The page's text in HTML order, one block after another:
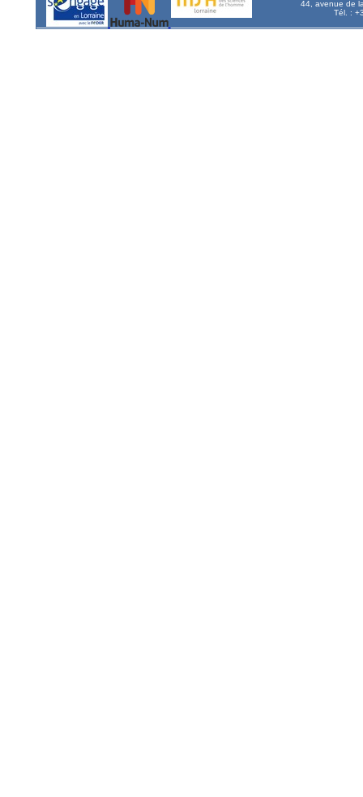
44, avenue de
Tél. :